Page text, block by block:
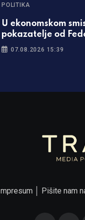
POLITIKA
U ekonomskom
pokazatelje od
07.08.2026 15:39
Impresum│ Pišite nam